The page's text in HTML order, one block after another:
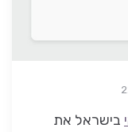
בישראל את